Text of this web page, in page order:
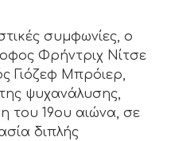
συμφωνίες, ο
Φρήντριχ Νίτσε
Γιόζεφ Μπρόιερ,
ψυχανάλυσης,
του 19ου αιώνα, σε
διπλής